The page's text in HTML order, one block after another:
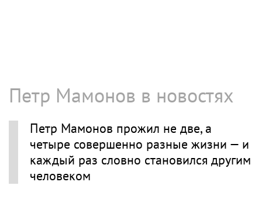
Петр Мамонов в новостях
Петр Мамонов прожил не две, а
четыре совершенно разные жизни — и
каждый раз словно становился другим
человеком